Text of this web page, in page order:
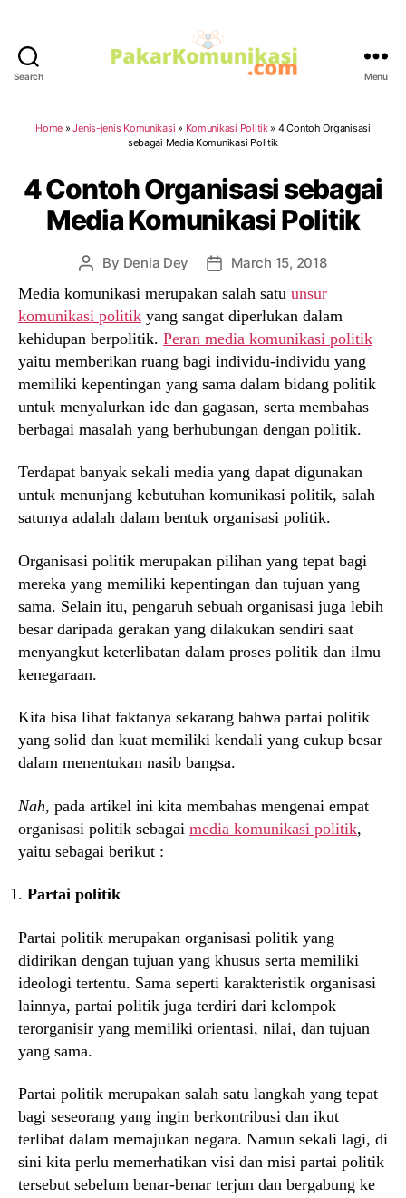
Search Menu
Home »Jenis-jenis Komunikasi » Komunikasi Politik» 4 Contoh Organisasi
sebagai Media Komunikasi Politik
4 Contoh Organisasi sebagai
Media Komunikasi Politik
Post
author
By Denia Dey
Post
date
March 15, 2018
Media komunikasi merupakan salah satu unsur
komunikasi politik yang sangat diperlukan dalam
kehidupan berpolitik. Peran media komunikasi politik
yaitu memberikan ruang bagi individu-individu yang
memiliki kepentingan yang sama dalam bidang politik
untuk menyalurkan ide dan gagasan, serta membahas
berbagai masalah yang berhubungan dengan politik.
Terdapat banyak sekali media yang dapat digunakan
untuk menunjang kebutuhan komunikasi politik, salah
satunya adalah dalam bentuk organisasi politik.
Organisasi politik merupakan pilihan yang tepat bagi
mereka yang memiliki kepentingan dan tujuan yang
sama. Selain itu, pengaruh sebuah organisasi juga lebih
besar daripada gerakan yang dilakukan sendiri saat
menyangkut keterlibatan dalam proses politik dan ilmu
kenegaraan.
Kita bisa lihat faktanya sekarang bahwa partai politik
yang solid dan kuat memiliki kendali yang cukup besar
dalam menentukan nasib bangsa.
Nah, pada artikel ini kita membahas mengenai empat
organisasi politik sebagai media komunikasi politik,
yaitu sebagai berikut :
Partai politik
Partai politik merupakan organisasi politik yang
didirikan dengan tujuan yang khusus serta memiliki
ideologi tertentu. Sama seperti karakteristik organisasi
lainnya, partai politik juga terdiri dari kelompok
terorganisir yang memiliki orientasi, nilai, dan tujuan
yang sama.
Partai politik merupakan salah satu langkah yang tepat
bagi seseorang yang ingin berkontribusi dan ikut
terlibat dalam memajukan negara. Namun sekali lagi, di
sini kita perlu memerhatikan visi dan misi partai politik
tersebut sebelum benar-benar terjun dan bergabung ke